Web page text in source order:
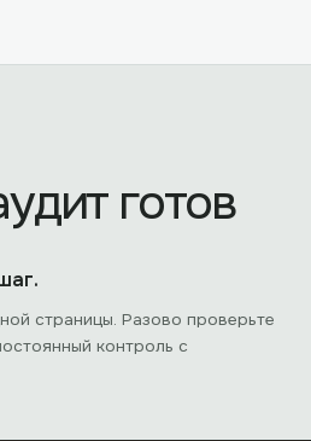
готов
страницы. Разово проверьте
контроль с